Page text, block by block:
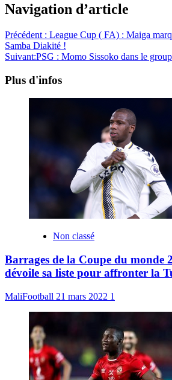
Navigation d’article
Précédent : League Cup ( FA) : Maiga
Samba Diakité !
Suivant:PSG : Momo Sissoko dans le
Plus d'infos
Non classé
Barrages de la Coupe du monde
dévoile sa liste pour affronter la
MaliFootball 21 mars 2022 1